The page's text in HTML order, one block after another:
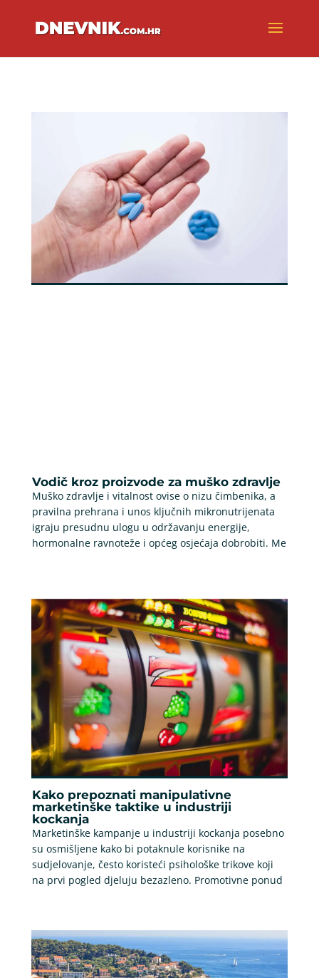
Vodič kroz proizvode za muško zdravlje
Muško zdravlje i vitalnost ovise o nizu čimbenika, a
pravilna prehrana i unos ključnih mikronutrijenata
igraju presudnu ulogu u održavanju energije,
hormonalne ravnoteže i općeg osjećaja dobrobiti. Me
Kako prepoznati manipulativne
marketinške taktike u industriji
kockanja
Marketinške kampanje u industriji kockanja posebno
su osmišljene kako bi potaknule korisnike na
sudjelovanje, često koristeći psihološke trikove koji
na prvi pogled djeluju bezazleno. Promotivne ponud